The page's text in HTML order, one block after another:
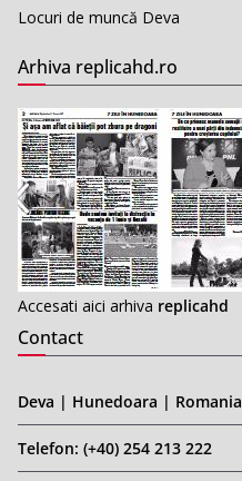
Locuri de muncă Deva
Arhiva replicahd.ro
Accesati aici arhiva replicahd
Contact
Deva | Hunedoara | Romania
Telefon: (+40) 254 213 222